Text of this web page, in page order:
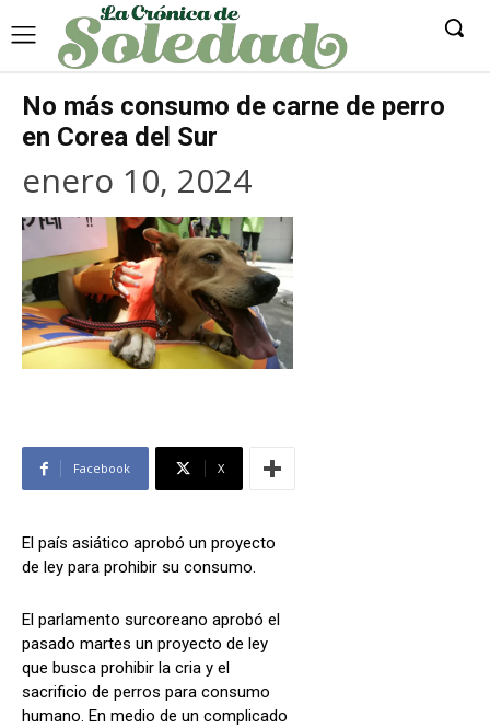
No más consumo de carne de perro
en Corea del Sur
enero 10, 2024
Facebook X
El país asiático aprobó un proyecto
de ley para prohibir su consumo.
El parlamento surcoreano aprobó el
pasado martes un proyecto de ley
que busca prohibir la cria y el
sacrificio de perros para consumo
humano. En medio de un complicado